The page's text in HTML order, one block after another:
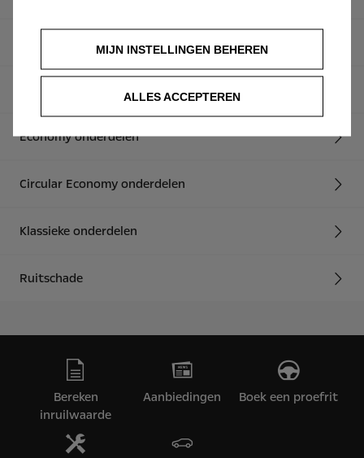
Originele Wielen & Banden
Originele onderdelen
Economy onderdelen
Circular Economy onderdelen
Klassieke onderdelen
Ruitschade
Bereken
inruilwaarde
Aanbiedingen Boek een proefrit
MIJN INSTELLINGEN BEHEREN
ALLES ACCEPTEREN